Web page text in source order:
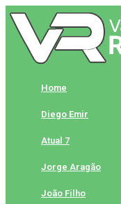
Skip
to
content
Home
Diego Emir
Atual 7
Jorge Aragão
João Filho